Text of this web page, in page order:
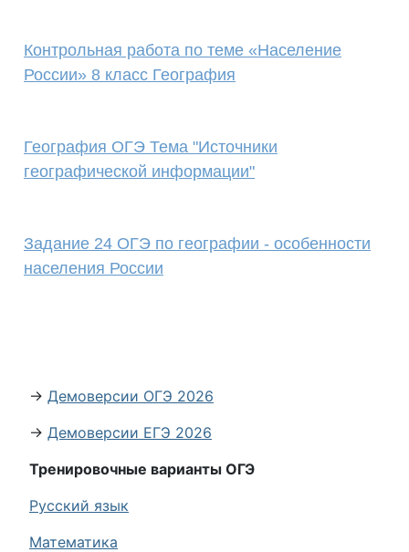
Контрольная работа по теме «Население
России» 8 класс География
География ОГЭ Тема "Источники
географической информации"
Задание 24 ОГЭ по географии - особенности
населения России
→ Демоверсии ОГЭ 2026
→ Демоверсии ЕГЭ 2026
Тренировочные варианты ОГЭ
Русский язык
Математика